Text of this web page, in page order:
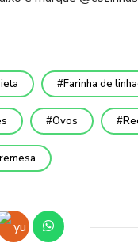
Farinha de
Ovos